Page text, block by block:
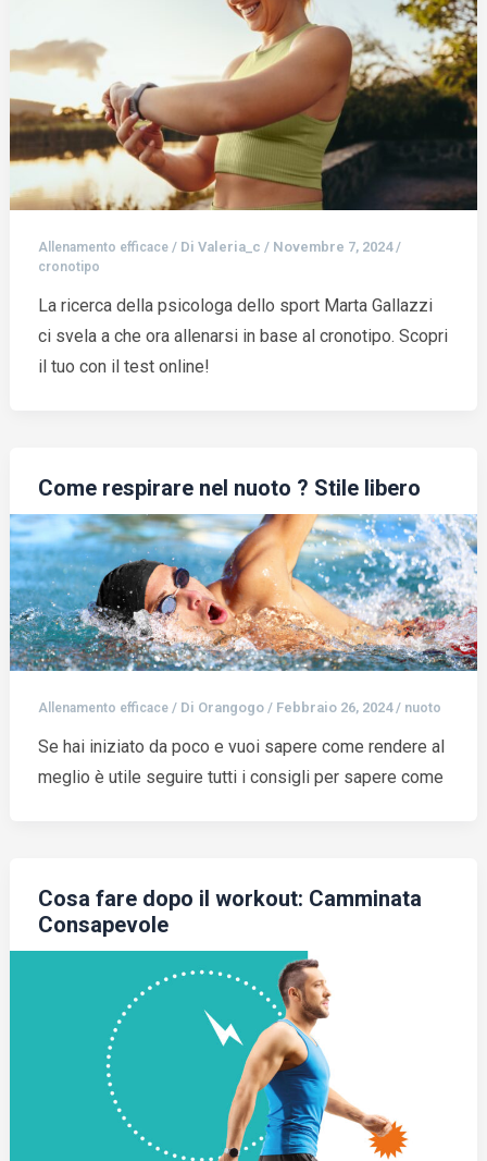
Allenamento efficace/ Di Valeria_c / Novembre 7, 2024/
cronotipo
La ricerca della psicologa dello sport Marta Gallazzi
ci svela a che ora allenarsi in base al cronotipo. Scopri
il tuo con il test online!
Come respirare nel nuoto ? Stile libero
Allenamento efficace/ Di Orangogo / Febbraio 26, 2024/ nuoto
Se hai iniziato da poco e vuoi sapere come rendere al
meglio è utile seguire tutti i consigli per sapere come
Cosa fare dopo il workout: Camminata
Consapevole